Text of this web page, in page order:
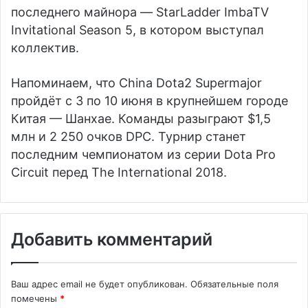
последнего майнора — StarLadder ImbaTV
Invitational Season 5, в котором выступал
коллектив.
Напоминаем, что China Dota2 Supermajor
пройдёт с 3 по 10 июня в крупнейшем городе
Китая — Шанхае. Команды разыграют $1,5
млн и 2 250 очков DPC. Турнир станет
последним чемпионатом из серии Dota Pro
Circuit перед The International 2018.
Добавить комментарий
Ваш адрес email не будет опубликован. Обязательные поля
помечены *